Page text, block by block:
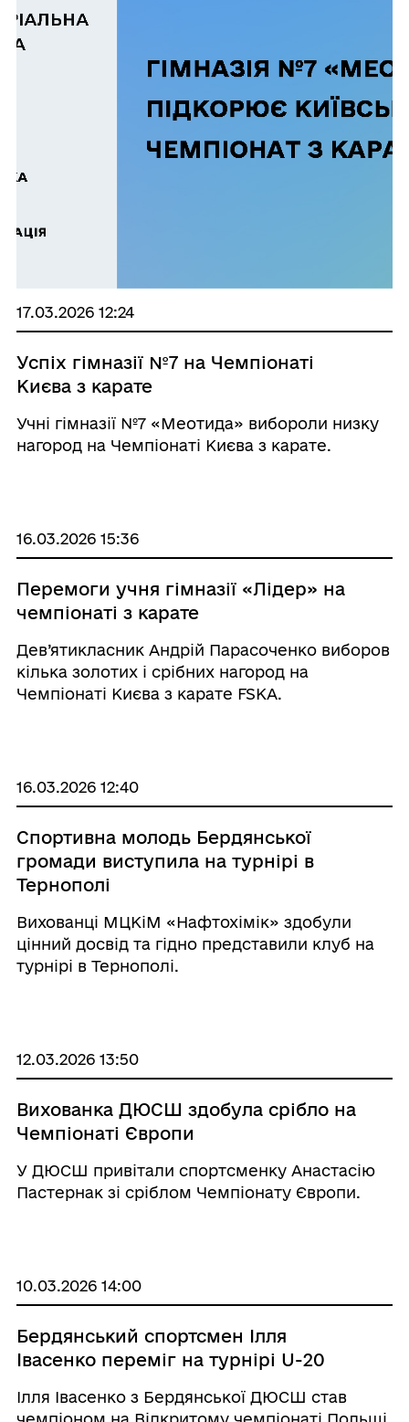
17.03.2026 12:24
Успіх гімназії №7 на Чемпіонаті
Києва з карате
Учні гімназії №7 «Меотида» вибороли низку
нагород на Чемпіонаті Києва з карате.
16.03.2026 15:36
Перемоги учня гімназії «Лідер» на
чемпіонаті з карате
Дев’ятикласник Андрій Парасоченко виборов
кілька золотих і срібних нагород на
Чемпіонаті Києва з карате FSKA.
16.03.2026 12:40
Спортивна молодь Бердянської
громади виступила на турнірі в
Тернополі
Вихованці МЦКіМ «Нафтохімік» здобули
цінний досвід та гідно представили клуб на
турнірі в Тернополі.
12.03.2026 13:50
Вихованка ДЮСШ здобула срібло на
Чемпіонаті Європи
У ДЮСШ привітали спортсменку Анастасію
Пастернак зі сріблом Чемпіонату Європи.
10.03.2026 14:00
Бердянський спортсмен Ілля
Івасенко переміг на турнірі U-20
Ілля Івасенко з Бердянської ДЮСШ став